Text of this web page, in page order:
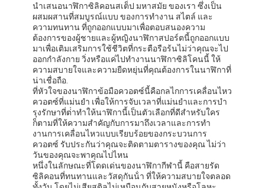
นําเสนอนาฬิกาซิลิคอนสเต็ป มหาสมัย ของเรา ซึ่งเป็น
ผสมผสานที่สมบูรณ์แบบ ของการทํางาน สไตล์ และ
ความทนทาน ที่ถูกออกแบบมาเพื่อตอบสนองความ
ต้องการของผู้ชายและผู้หญิงนาฬิกาสปอร์ตนี้ถูกออกแบบ
มาเพื่อเติมเสริมการใช้ชีวิตที่กระตือรือร้นไม่ว่าคุณจะไป
ออกกําลังกาย วิ่งหรือแค่ไปทํางานนาฬิกาซิลิโคนนี้ ให้
ความสบายใจและความยืดหยุ่นที่คุณต้องการในนาฬิกาที่
น่าเชื่อถือ.
ที่หัวใจของนาฬิกาข้อมือควอตซ์นี้คือกลไกการเคลื่อนไหว
ควอตซ์ที่แม่นยํา เพื่อให้การจับเวลาที่แม่นยําและการบํา
รุงรักษาที่ต่ําทําให้นาฬิกานี้เป็นตัวเลือกที่ดีสําหรับใคร
ก็ตามที่ให้ความสําคัญกับการมาถึงเวลาและการทํา
งานการเคลื่อนไหวแบบเรียบร้อยของกระบวนการ
ควอตซ์ รับประกันว่าคุณจะติดตามตารางของคุณ ไม่ว่า
วันของคุณจะพาคุณไปไหน
หนึ่งในลักษณะที่โดดเด่นของนาฬิกากีฬานี้ คือสายรัด
ซิลิคอนที่ทนทานและวัสดุกันน้ํา ที่ให้ความสบายใจตลอด